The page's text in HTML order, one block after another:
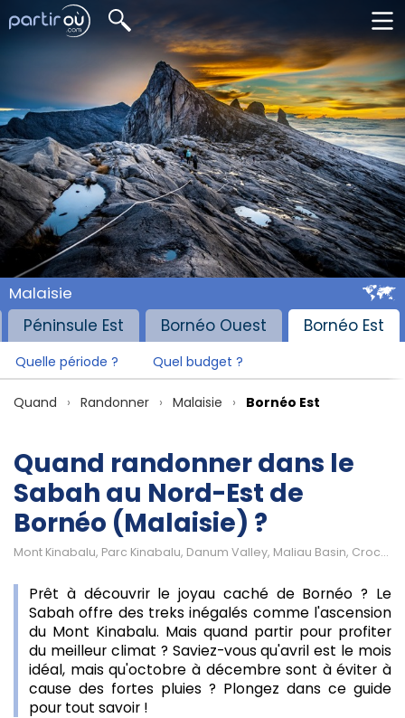
Malaisie
Péninsule Est
Bornéo Ouest Bornéo Est
Quelle période ? Quel budget ?
Quand Randonner Malaisie Bornéo Est
Quand randonner dans le
Sabah au Nord-Est de
Bornéo (Malaisie) ?
Mont Kinabalu, Parc Kinabalu, Danum Valley, Maliau Basin, Crocker Range
Prêt à découvrir le joyau caché de Bornéo ? Le
Sabah offre des treks inégalés comme l'ascension
du Mont Kinabalu. Mais quand partir pour profiter
du meilleur climat ? Saviez-vous qu'avril est le mois
idéal, mais qu'octobre à décembre sont à éviter à
cause des fortes pluies ? Plongez dans ce guide
pour tout savoir !